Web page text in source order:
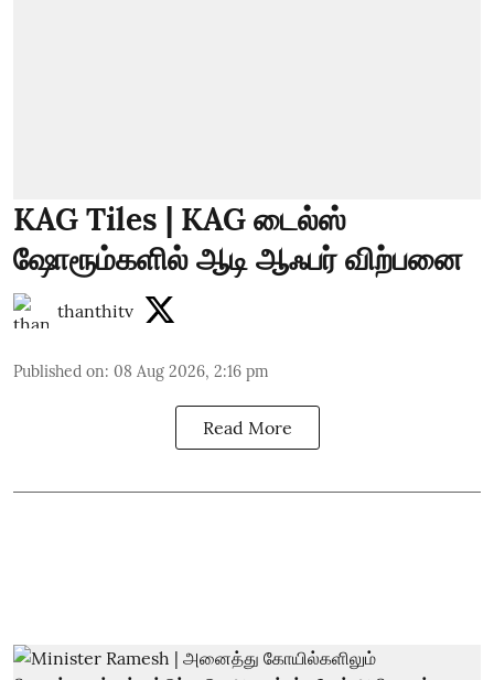
KAG Tiles | KAG டைல்ஸ்
ஷோரூம்களில் ஆடி ஆஃபர் விற்பனை
thanthitv
Published on: 08 Aug 2026, 2:16 pm
Read More